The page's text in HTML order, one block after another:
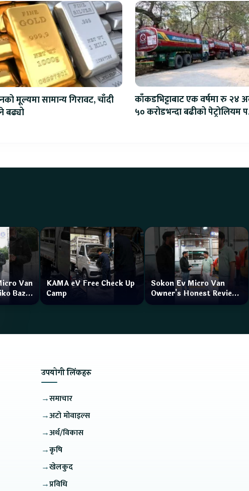
मूल्यमा सामान्य गिरावट, चाँदी
बढ्यो
काँकडभिट्टाबाट एक वर्षमा रु २४
५० करोडभन्दा बढीको पेट्रोलियम
Van
Bazar
KAMA eV Free Check Up
Camp
Sokon Ev Micro Van
Owner's Honest Review
How is the service?
उपयोगी लिंकहरु
→समाचार
→अटो मोवाइल्स
→अर्थ/विकास
→कृषि
→खेलकुद
→प्रविधि